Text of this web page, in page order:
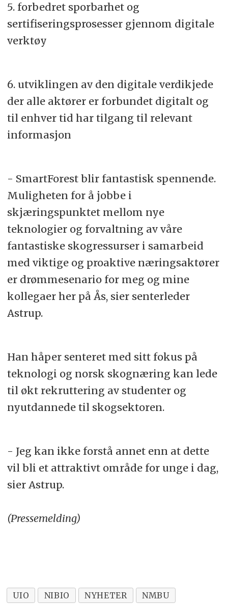
5. forbedret sporbarhet og
sertifiseringsprosesser gjennom digitale
verktøy
6. utviklingen av den digitale verdikjede
der alle aktører er forbundet digitalt og
til enhver tid har tilgang til relevant
informasjon
- SmartForest blir fantastisk spennende.
Muligheten for å jobbe i
skjæringspunktet mellom nye
teknologier og forvaltning av våre
fantastiske skogressurser i samarbeid
med viktige og proaktive næringsaktører
er drømmesenario for meg og mine
kollegaer her på Ås, sier senterleder
Astrup.
Han håper senteret med sitt fokus på
teknologi og norsk skognæring kan lede
til økt rekruttering av studenter og
nyutdannede til skogsektoren.
- Jeg kan ikke forstå annet enn at dette
vil bli et attraktivt område for unge i dag,
sier Astrup.
(Pressemelding)
UIO NIBIO NYHETER
NMBU